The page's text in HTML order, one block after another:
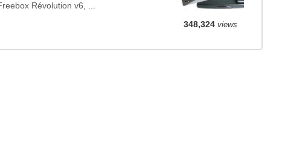
Révolution v6, ...
348,324views